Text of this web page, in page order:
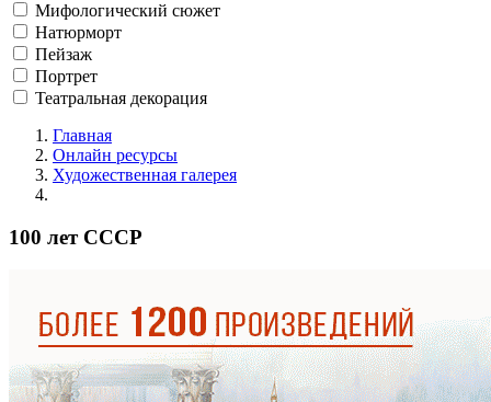
Мифологический сюжет
Натюрморт
Пейзаж
Портрет
Театральная декорация
Главная
Онлайн ресурсы
Художественная галерея
100 лет СССР